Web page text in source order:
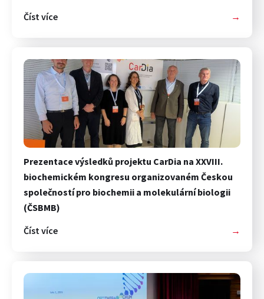
Číst více
→
Prezentace výsledků projektu CarDia na XXVIII.
biochemickém kongresu organizovaném Českou
společností pro biochemii a molekulární biologii
(ČSBMB)
Číst více
→